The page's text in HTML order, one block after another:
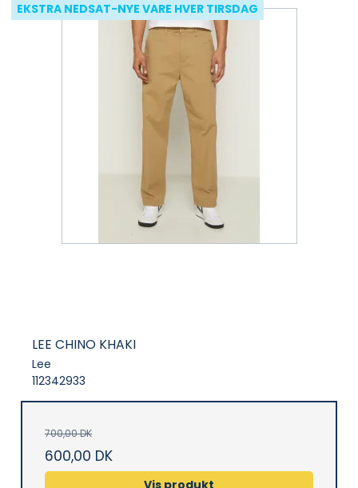
EKSTRA NEDSAT-NYE VARE HVER TIRSDAG
LEE CHINO KHAKI
Lee
112342933
700,00 DK
600,00 DK
Vis produkt